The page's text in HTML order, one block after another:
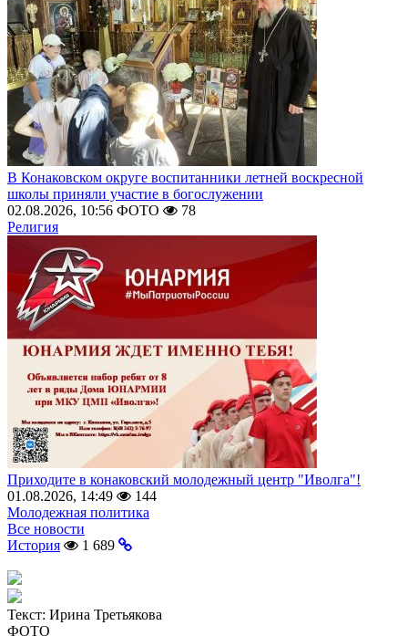
В Конаковском округе воспитанники летней воскресной
школы приняли участие в богослужении
02.08.2026, 10:56 ФОТО
78
Религия
Приходите в конаковский молодежный центр "Иволга"!
01.08.2026, 14:49
144
Молодежная политика
Все новости
История
1 689
Текст: Ирина Третьякова
ФОТО